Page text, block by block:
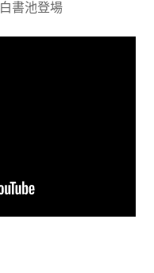
書池登場